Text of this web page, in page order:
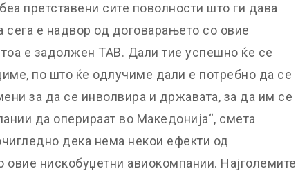
претставени сите поволности што ги дава
сега е надвор од договарањето со овие
е задолжен ТАВ. Дали тие успешно ќе се
по што ќе одлучиме дали е потребно да се
за да се инволвира и државата, за да им се
да оперираат во Македонија“, смета
дека нема некои ефекти од
овие нискобуџетни авиокомпании. Најголемите